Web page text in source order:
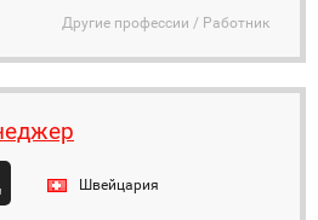
Другие профессии / Работник
Швейцария